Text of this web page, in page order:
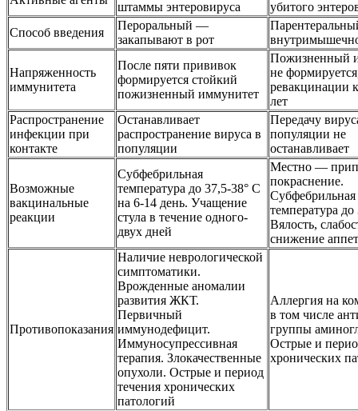
штаммы энтеровируса
убитого
Способ введения
Пероральный —
закапывают в рот
Напряженность
иммунитета
После пяти прививок
формируется стойкий
пожизненный иммунитет
Пожизненный
не
ревакцинации
лет
Распространение
инфекции при
контакте
Останавливает
распространение вируса в
популяции
Передачу
популяции не
останавливает
Возможные
вакцинальные
реакции
Субфебрильная
температура до 37,5-38° С
на 6-14 день. Учащение
стула в течение одного-
двух дней
Местно —
покраснение.
Субфебрильная
температура
Вялость,
снижение
Противопоказания
Наличие неврологической
симптоматики.
Врожденные аномалии
развития ЖКТ.
Первичный
иммунодефицит.
Иммуносупрессивная
терапия. Злокачественные
опухоли. Острые и период
течения хронических
патологий
Аллергия на
в том числе
группы
Острые и
хронических